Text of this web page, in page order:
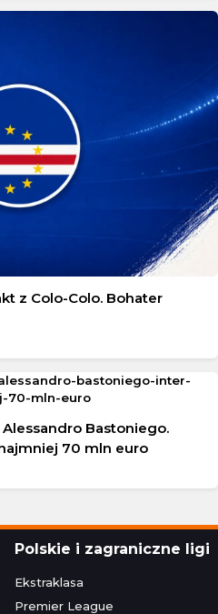
z Colo-Colo. Bohater
Bastoniego.
70 mln euro
Polskie i zagraniczne ligi
Ekstraklasa
Premier League